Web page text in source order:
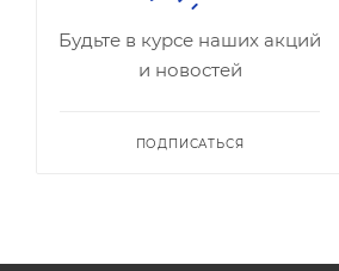
Будьте в курсе наших акций
и новостей
ПОДПИСАТЬСЯ